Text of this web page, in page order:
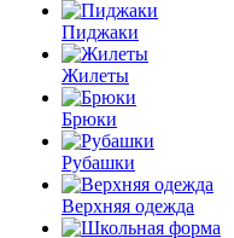
Пиджаки
Жилеты
Брюки
Рубашки
Верхняя одежда